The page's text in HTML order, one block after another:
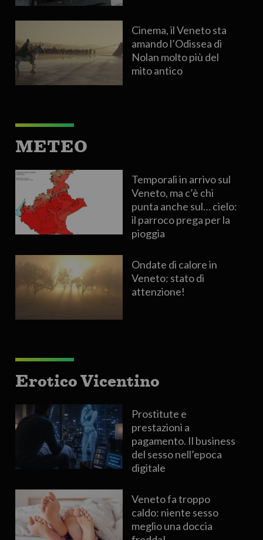
Cinema, il Veneto sta
amando l’Odissea di
Nolan molto più del
mito antico
METEO
Temporali in arrivo sul
Veneto, ma c’è chi
punta anche sul… cielo:
il parroco prega per la
pioggia
Ondate di calore in
Veneto: stato di
attenzione!
Erotico Vicentino
Prostitute e
prestazioni a
pagamento. Il business
del sesso nell’epoca
digitale
Veneto fa troppo
caldo: niente sesso
meglio una doccia